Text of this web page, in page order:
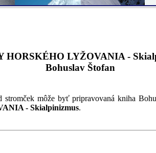
HORSKÉHO LYŽOVANIA -
Bohuslav Štofan
stromček môže byť pripravovaná kniha
- Skialpinizmus.